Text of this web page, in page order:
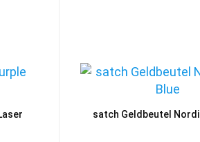
satch Geldbeutel